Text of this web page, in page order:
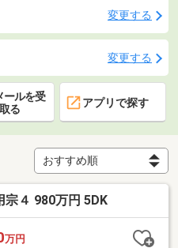
変更する
変更する
ールを受
取る
アプリで探す
宗４ 980万円 5DK
万円